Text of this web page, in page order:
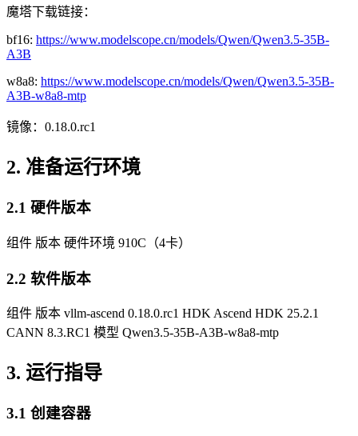
魔塔下载链接：
bf16: https://www.modelscope.cn/models/Qwen/Qwen3.5-35B-
A3B
w8a8: https://www.modelscope.cn/models/Qwen/Qwen3.5-35B-
A3B-w8a8-mtp
镜像：0.18.0.rc1
2. 准备运行环境
2.1 硬件版本
组件 版本 硬件环境 910C（4卡）
2.2 软件版本
组件 版本 vllm-ascend 0.18.0.rc1 HDK Ascend HDK 25.2.1
CANN 8.3.RC1 模型 Qwen3.5-35B-A3B-w8a8-mtp
3. 运行指导
3.1 创建容器